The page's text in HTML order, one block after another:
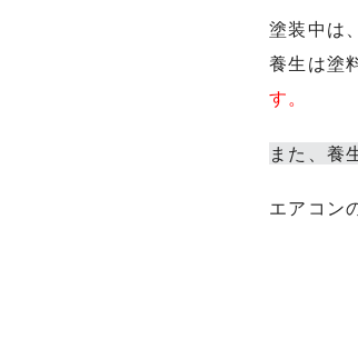
塗装中は
養生は塗
す。
また、養
エアコン